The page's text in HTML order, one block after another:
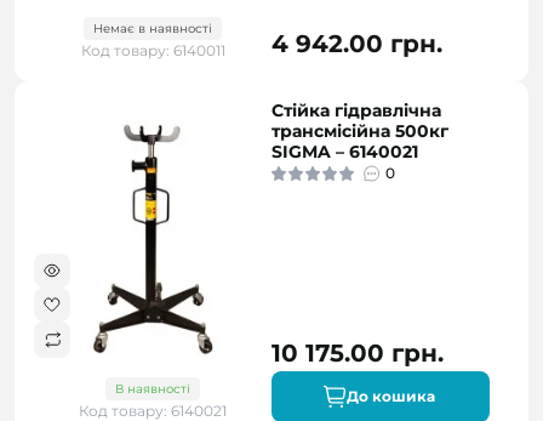
Немає в наявності
Код товару: 6140011 4 942.00 грн.
В наявності
Код товару: 6140021
Стійка гідравлічна
трансмісійна 500кг
SIGMA – 6140021
0
10 175.00 грн.
До кошика